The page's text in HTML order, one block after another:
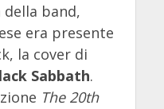
band,
era presente
la cover di
Sabbath.
The 20th